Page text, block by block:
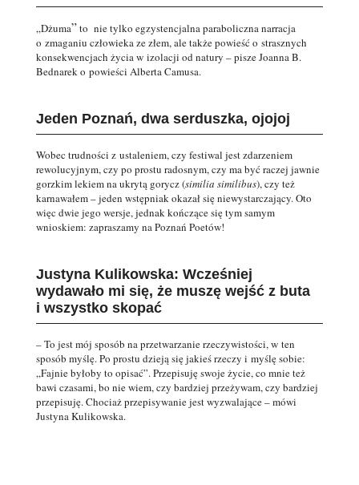
„Dżuma”to nie tylko egzystencjalna paraboliczna narracja
o zmaganiu człowieka ze złem, ale także powieść o strasznych
konsekwencjach życia w izolacji od natury – pisze Joanna B.
Bednarek o powieści Alberta Camusa.
Jeden Poznań, dwa serduszka, ojojoj
Wobec trudności z ustaleniem, czy festiwal jest zdarzeniem
rewolucyjnym, czy po prostu radosnym, czy ma być raczej jawnie
gorzkim lekiem na ukrytą gorycz (similia similibus), czy też
karnawałem – jeden wstępniak okazał się niewystarczający. Oto
więc dwie jego wersje, jednak kończące się tym samym
wnioskiem: zapraszamy na Poznań Poetów!
Justyna Kulikowska: Wcześniej
wydawało mi się, że muszę wejść z buta
i wszystko skopać
– To jest mój sposób na przetwarzanie rzeczywistości, w ten
sposób myślę. Po prostu dzieją się jakieś rzeczy i myślę sobie:
„Fajnie byłoby to opisać”. Przepisuję swoje życie, co mnie też
bawi czasami, bo nie wiem, czy bardziej przeżywam, czy bardziej
przepisuję. Chociaż przepisywanie jest wyzwalające – mówi
Justyna Kulikowska.